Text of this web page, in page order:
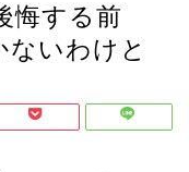
悔する前
いわけと